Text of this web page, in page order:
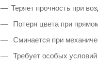
Теряет прочность при
Потеря цвета при
Сминается при
Требует особых